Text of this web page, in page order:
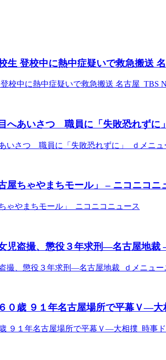
生 登校中に熱中症疑いで救急搬送
登校中に熱中症疑いで救急搬送 名古屋 TBS
へあいさつ 職員に「失敗恐れずに
いさつ 職員に「失敗恐れずに」 ｄメニュ
屋ちゃやまちモール」 – ニコニコニ
ゃやまちモール」 ニコニコニュース
児盗撮、懲役３年求刑―名古屋地裁
撮、懲役３年求刑―名古屋地裁 ｄメニュー
０歳 ９１年名古屋場所で平幕Ｖ―大
９１年名古屋場所で平幕Ｖ―大相撲 時事